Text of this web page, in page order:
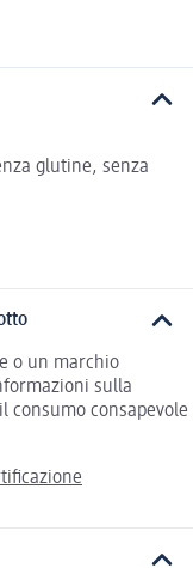
glutine, senza
o un marchio
sulla
consapevole